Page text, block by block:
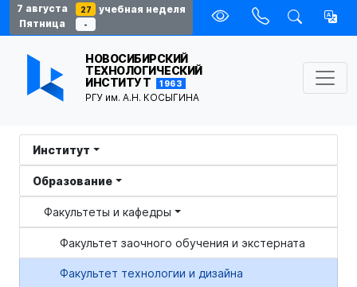
7 августа 27
учебная неделя
Пятница
-
НОВОСИБИРСКИЙ
ТЕХНОЛОГИЧЕСКИЙ
ИНСТИТУТ
1963
РГУ им. А.Н. КОСЫГИНА
Институт
Образование
Факультеты и кафедры
Факультет заочного обучения и экстерната
Факультет технологии и дизайна